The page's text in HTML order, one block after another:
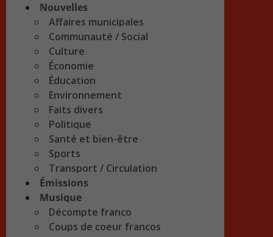
Nouvelles
Affaires municipales
Communauté / Social
Culture
Économie
Éducation
Environnement
Faits divers
Politique
Santé et bien-être
Sports
Transport / Circulation
Émissions
Musique
Décompte franco
Coups de coeur francos